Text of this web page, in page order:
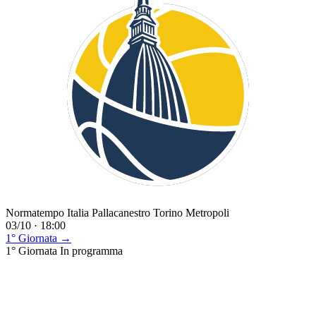
Normatempo Italia Pallacanestro Torino Metropoli
03/10 · 18:00
1° Giornata →
1° Giornata In programma